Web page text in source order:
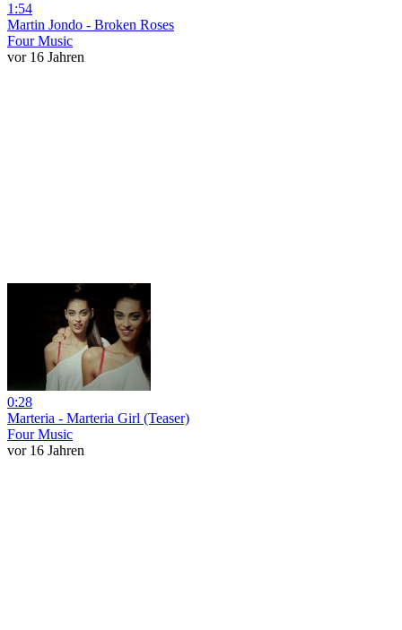
1:54
Martin Jondo - Broken Roses
Four Music
vor 16 Jahren
0:28
Marteria - Marteria Girl (Teaser)
Four Music
vor 16 Jahren